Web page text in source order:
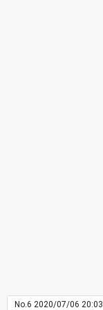
No.6 2020/07/06 20:03